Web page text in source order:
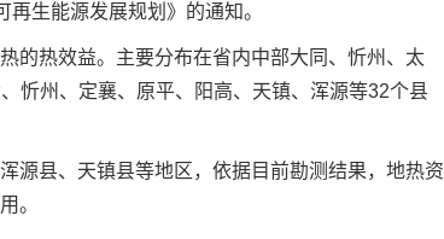
生能源发展规划》的通知。
的热效益。主要分布在省内中部大同、忻州、太
忻州、定襄、原平、阳高、天镇、浑源等32个县
源县、天镇县等地区，依据目前勘测结果，地热资
。